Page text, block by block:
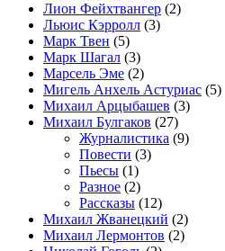
Лион Фейхтвангер (2)
Льюис Кэрролл (3)
Марк Твен (5)
Марк Шагал (3)
Марсель Эме (2)
Мигель Анхель Астуриас (5)
Михаил Арцыбашев (3)
Михаил Булгаков (27)
Журналистика (9)
Повести (3)
Пьесы (1)
Разное (2)
Рассказы (12)
Михаил Жванецкий (2)
Михаил Лермонтов (2)